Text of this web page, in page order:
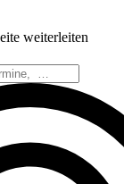
weiterleiten